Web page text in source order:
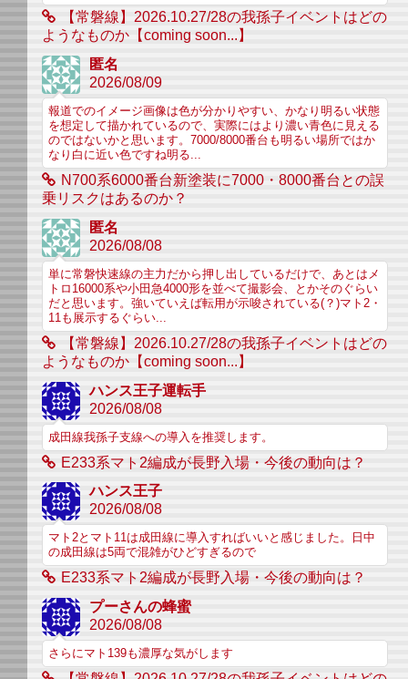
【常磐線】2026.10.27/28の我孫子イベントはどの
ようなものか【coming soon...】
匿名
2026/08/09
報道でのイメージ画像は色が分かりやすい、かなり明るい状態
を想定して描かれているので、実際にはより濃い青色に見える
のではないかと思います。7000/8000番台も明るい場所ではか
なり白に近い色ですね明る...
N700系6000番台新塗装に7000・8000番台との誤
乗リスクはあるのか？
匿名
2026/08/08
単に常磐快速線の主力だから押し出しているだけで、あとはメ
トロ16000系や小田急4000形を並べて撮影会、とかそのぐらい
だと思います。強いていえば転用が示唆されている(？)マト2・
11も展示するぐらい...
【常磐線】2026.10.27/28の我孫子イベントはどの
ようなものか【coming soon...】
ハンス王子運転手
2026/08/08
成田線我孫子支線への導入を推奨します。
E233系マト2編成が長野入場・今後の動向は？
ハンス王子
2026/08/08
マト2とマト11は成田線に導入すればいいと感じました。日中
の成田線は5両で混雑がひどすぎるので
E233系マト2編成が長野入場・今後の動向は？
プーさんの蜂蜜
2026/08/08
さらにマト139も濃厚な気がします